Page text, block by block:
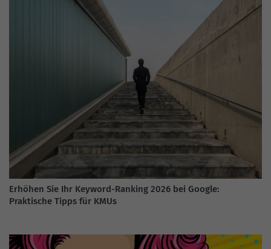
Erhöhen Sie Ihr Keyword-Ranking 2026 bei Google:
Praktische Tipps für KMUs